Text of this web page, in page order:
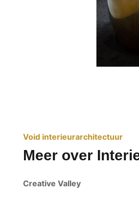
Void interieurarchitectuur
Meer over
Creative Valley